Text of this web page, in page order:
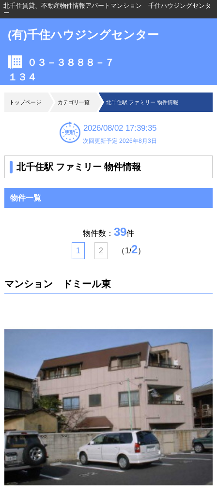
北千住賃貸、不動産物件情報アパートマンション 千住ハウジングセンタ
ー
(有)千住ハウジングセンター
０３－３８８８－７
１３４
トップページ カテゴリ一覧 北千住駅 ファミリー 物件情報
2026/08/02 17:39:35
次回更新予定 2026年8月3日
北千住駅 ファミリー 物件情報
物件一覧
物件数： 39件
1 2 （1/2）
マンション ドミール東